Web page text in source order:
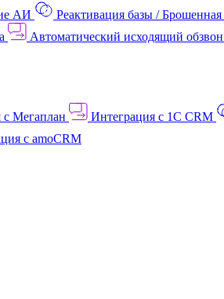
АИ
Реактивация базы / Брошенная
Автоматический исходящий обзвон
с Мегаплан Интеграция с 1C CRM
с amoCRM